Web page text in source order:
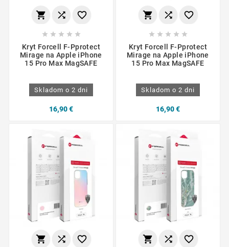
  
    
Kryt Forcell F-Pprotect
Mirage na Apple iPhone
15 Pro Max MagSAFE
Skladom o 2 dni
16,90 €
  
    
Kryt Forcell F-Pprotect
Mirage na Apple iPhone
15 Pro Max MagSAFE
Skladom o 2 dni
16,90 €
     